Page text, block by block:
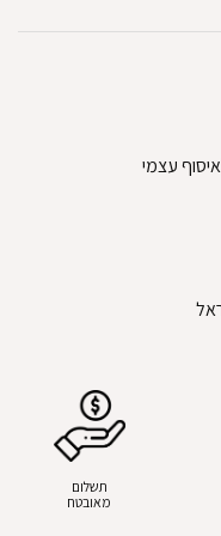
עצמי
תשלום
מאובטח